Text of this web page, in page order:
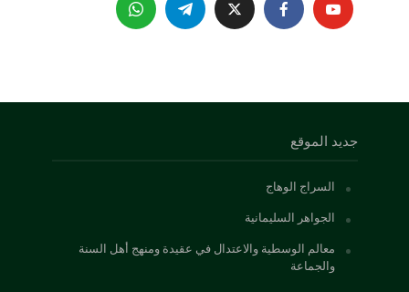
جديد الموقع
السراج الوهاج
الجواهر السليمانية
معالم الوسطية والاعتدال في عقيدة ومنهج أهل السنة
والجماعة